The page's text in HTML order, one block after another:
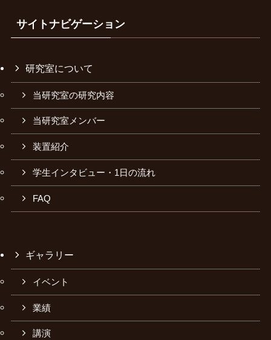
サイトナビゲーション
研究室について
当研究室の研究内容
当研究室メンバー
装置紹介
学生インタビュー・1日の流れ
FAQ
ギャラリー
イベント
業績
講演